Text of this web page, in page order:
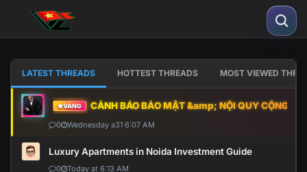
LATEST THREADS HOTTEST THREADS MOST VIEWED
VÀNG CẢNH BÁO BẢO MẬT &amp; NỘI QUY CỘNG
0 Wednesday a31 6:07 AM
Luxury Apartments in Noida Investment Guide
0 Today at 6:13 AM